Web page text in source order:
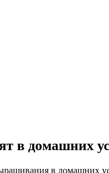
в домашних
в домашних